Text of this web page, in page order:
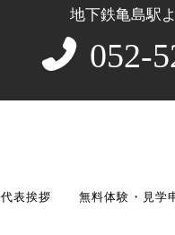
地下鉄亀島駅
052-
代表挨拶
無料体験・見学